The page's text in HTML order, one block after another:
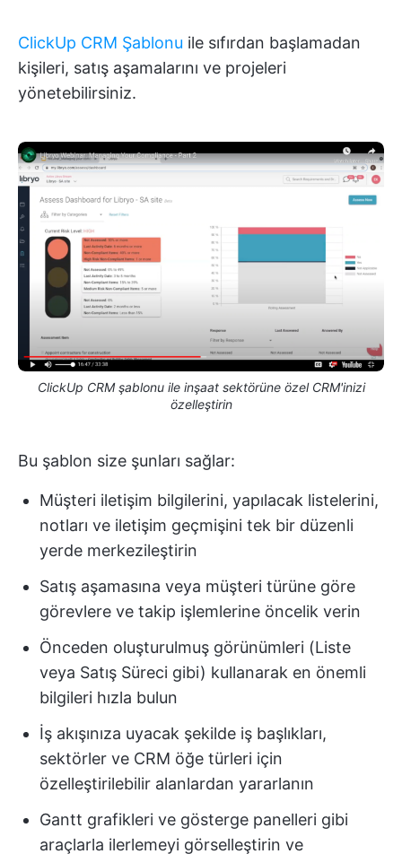
ClickUp CRM Şablonu ile sıfırdan başlamadan
kişileri, satış aşamalarını ve projeleri
yönetebilirsiniz.
ClickUp CRM şablonu ile inşaat sektörüne özel CRM'inizi
özelleştirin
Bu şablon size şunları sağlar:
Müşteri iletişim bilgilerini, yapılacak listelerini,
notları ve iletişim geçmişini tek bir düzenli
yerde merkezileştirin
Satış aşamasına veya müşteri türüne göre
görevlere ve takip işlemlerine öncelik verin
Önceden oluşturulmuş görünümleri (Liste
veya Satış Süreci gibi) kullanarak en önemli
bilgileri hızla bulun
İş akışınıza uyacak şekilde iş başlıkları,
sektörler ve CRM öğe türleri için
özelleştirilebilir alanlardan yararlanın
Gantt grafikleri ve gösterge panelleri gibi
araçlarla ilerlemeyi görselleştirin ve